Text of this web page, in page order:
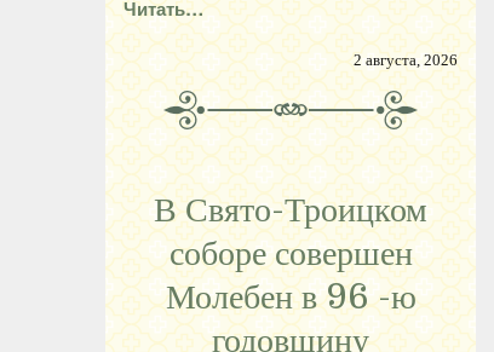
Читать…
2 августа, 2026
В Свято-Троицком
соборе совершен
Молебен в 96 -ю
годовщину